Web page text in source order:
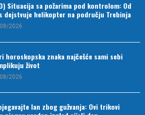
Situacija sa požarima pod kontrolom: Od
dejstvuje helikopter na području Trebinja
2026
horoskopska znaka najčešće sami sebi
život
2026
lan zbog gužvanja: Ovi trikovi